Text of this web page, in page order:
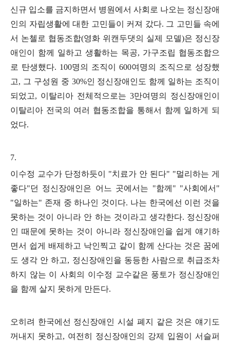
신규 입소를 금지하면서 병원에서 사회로 나오는 정신장애
인의 자립생활에 대한 고민들이 커져 갔다. 그 고민들 속에
서 논첼로 협동조합(영화 위캔두댓의 실제 모델)은 정신장
애인이 함께 일하고 생활하는 목공, 가구조립 협동조합으
로 탄생했다. 100명의 조직이 600여명의 조직으로 성장했
고, 그 구성원 중 30%인 정신장애인도 함께 일하는 조직이
되었고, 이탈리아 전체적으로는 3만여명의 정신장애인이
이탈리아 전국의 여러 협동조합을 통해서 함께 일하게 되
었다.
7.
이수정 교수가 단정하듯이 "치료가 안 된다" "멀리하는 게
좋다"던 정신장애인은 어느 곳에서는 "함께 " "사회에서 "
"일하는" 존재 중 하나인 것이다. 나는 한국에선 이런 것을
못하는 것이 아니라 안 하는 것이라고 생각한다. 정신장애
인 때문에 못하는 것이 아니라 정신장애인을 쉽게 얘기하
면서 쉽게 배제하고 낙인찍고 같이 함께 산다는 것은 꿈에
도 생각 안 하고, 정신장애인을 동등한 사람으로 취급조차
하지 않는 이 사회의 이수정 교수같은 풍토가 정신장애인
을 함께 살지 못하게 만든다.
오히려 한국에선 정신장애인 시설 폐지 같은 것은 얘기도
꺼내지 못하고, 여전히 정신장애인의 강제 입원이 서슬퍼